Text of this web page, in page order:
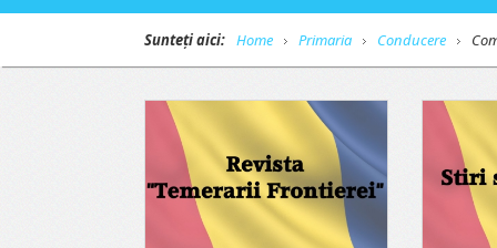
Sunteți aici: Home Primaria Conducere